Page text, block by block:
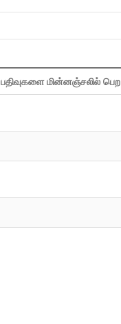
பதிவுகளை மின்னஞ்சலில் பெற